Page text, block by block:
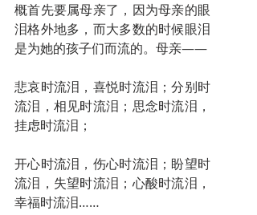
概首先要属母亲了，因为母亲的眼
泪格外地多，而大多数的时候眼泪
是为她的孩子们而流的。母亲——
悲哀时流泪，喜悦时流泪；分别时
流泪，相见时流泪；思念时流泪，
挂虑时流泪；
开心时流泪，伤心时流泪；盼望时
流泪，失望时流泪；心酸时流泪，
幸福时流泪……